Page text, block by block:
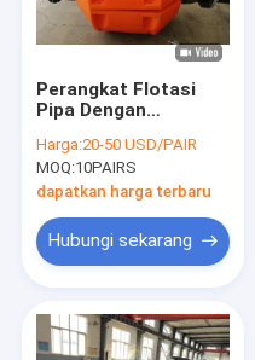
Perangkat Flotasi
Pipa Dengan
Tinggi Ketahanan
Penuaan
Harga:20-50 USD/PAIR
MOQ:10PAIRS
dapatkan harga terbaru
Hubungi sekarang